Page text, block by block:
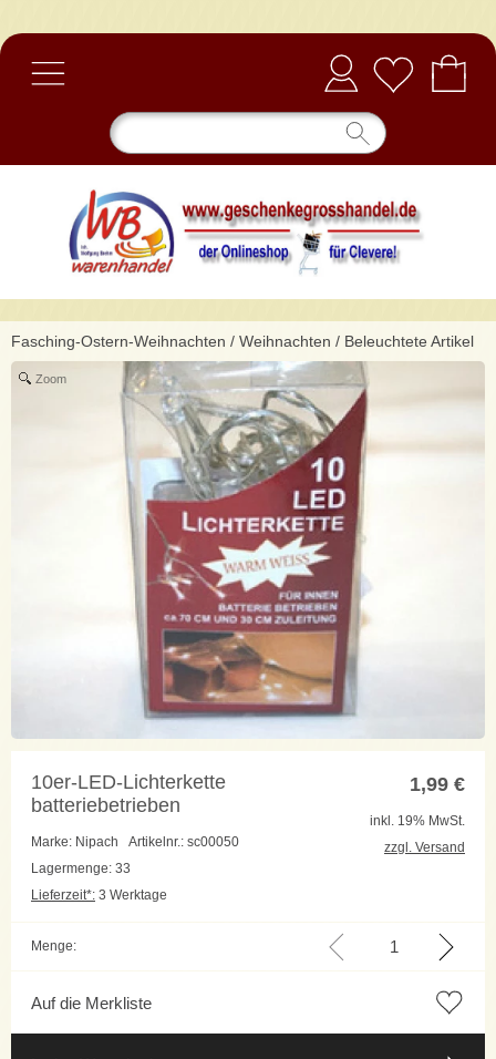
Anmelden
Fasching-Ostern-Weihnachten / Weihnachten / Beleuchtete Artikel
Zoom
1,99 €
10er-LED-Lichterkette
batteriebetrieben
Marke: Nipach Artikelnr.: sc00050
Lagermenge: 33
Lieferzeit*: 3 Werktage
inkl. 19% MwSt.
zzgl. Versand
Menge:
Auf die Merkliste